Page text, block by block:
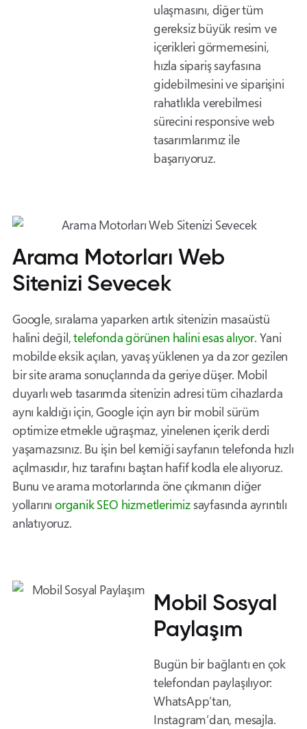
ulaşmasını, diğer tüm
gereksiz büyük resim ve
içerikleri görmemesini,
hızla sipariş sayfasına
gidebilmesini ve siparişini
rahatlıkla verebilmesi
sürecini responsive web
tasarımlarımız ile
başarıyoruz.
Arama Motorları Web
Sitenizi Sevecek
Google, sıralama yaparken artık sitenizin masaüstü
halini değil,telefonda görünen halini esas alıyor. Yani
mobilde eksik açılan, yavaş yüklenen ya da zor gezilen
bir site arama sonuçlarında da geriye düşer. Mobil
duyarlı web tasarımda sitenizin adresi tüm cihazlarda
aynı kaldığı için, Google için ayrı bir mobil sürüm
optimize etmekle uğraşmaz, yinelenen içerik derdi
yaşamazsınız. Bu işin bel kemiği sayfanın telefonda hızlı
açılmasıdır, hız tarafını baştan hafif kodla ele alıyoruz.
Bunu ve arama motorlarında öne çıkmanın diğer
yollarını organik SEO hizmetlerimizsayfasında ayrıntılı
anlatıyoruz.
Mobil Sosyal
Paylaşım
Bugün bir bağlantı en çok
telefondan paylaşılıyor:
WhatsApp’tan,
Instagram’dan, mesajla.